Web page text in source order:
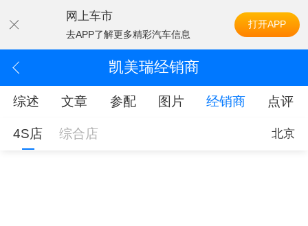
网上车市
去APP了解更多精彩汽车信息
打开APP
凯美瑞经销商
综述 文章 参配 图片 经销商 点评
4S店 综合店 北京